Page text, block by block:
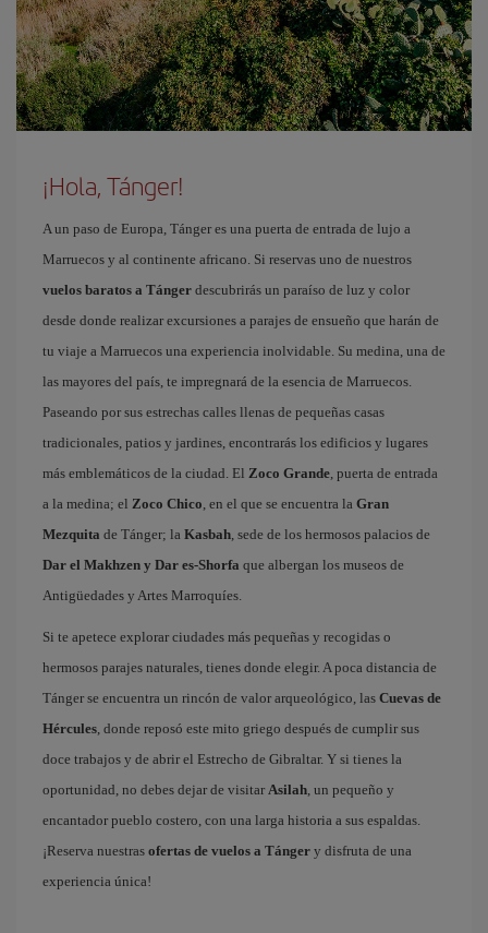
¡Hola, Tánger!
A un paso de Europa, Tánger es una puerta de entrada de lujo a
Marruecos y al continente africano. Si reservas uno de nuestros
vuelos baratos a Tánger descubrirás un paraíso de luz y color
desde donde realizar excursiones a parajes de ensueño que harán de
tu viaje a Marruecos una experiencia inolvidable. Su medina, una de
las mayores del país, te impregnará de la esencia de Marruecos.
Paseando por sus estrechas calles llenas de pequeñas casas
tradicionales, patios y jardines, encontrarás los edificios y lugares
más emblemáticos de la ciudad. El Zoco Grande, puerta de entrada
a la medina; el Zoco Chico, en el que se encuentra la Gran
Mezquita de Tánger; la Kasbah, sede de los hermosos palacios de
Dar el Makhzen y Dar es-Shorfa que albergan los museos de
Antigüedades y Artes Marroquíes.
Si te apetece explorar ciudades más pequeñas y recogidas o
hermosos parajes naturales, tienes donde elegir. A poca distancia de
Tánger se encuentra un rincón de valor arqueológico, las Cuevas de
Hércules, donde reposó este mito griego después de cumplir sus
doce trabajos y de abrir el Estrecho de Gibraltar. Y si tienes la
oportunidad, no debes dejar de visitar Asilah, un pequeño y
encantador pueblo costero, con una larga historia a sus espaldas.
¡Reserva nuestras ofertas de vuelos a Tánger y disfruta de una
experiencia única!